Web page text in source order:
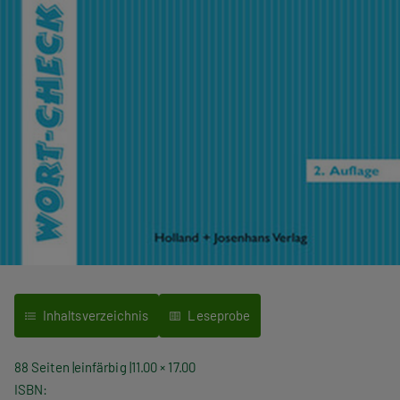
Inhaltsverzeichnis Leseprobe
88 Seiten einfärbig 11.00 × 17.00
ISBN